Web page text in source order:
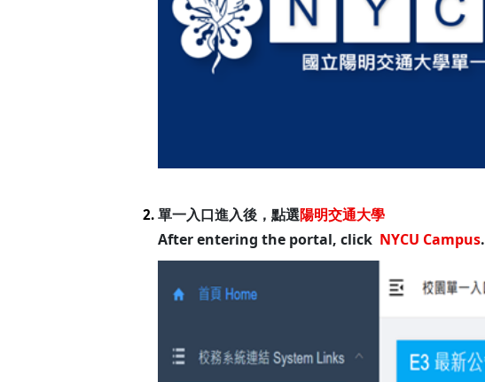
2. 單一入口進入後，點選陽明交通大學
After entering the portal, click NYCU Campus.